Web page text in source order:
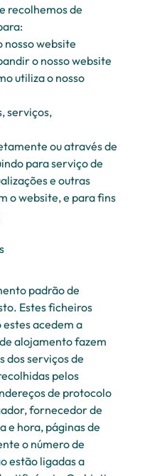
recolhemos de
website
o nosso website
utiliza o nosso
serviços,
ou através de
para serviço de
e outras
o website, e para fins
padrão de
Estes ficheiros
acedem a
alojamento fazem
dos serviços de
pelos
de protocolo
fornecedor de
e hora, páginas de
o número de
estão ligadas a